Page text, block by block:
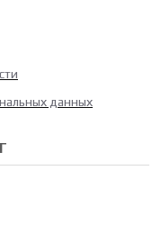
данных